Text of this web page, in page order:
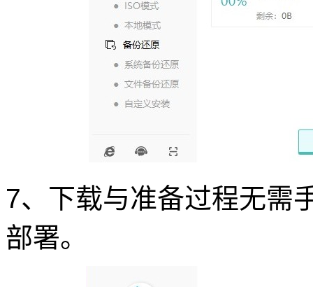
7、下载与准备过程无需
部署。